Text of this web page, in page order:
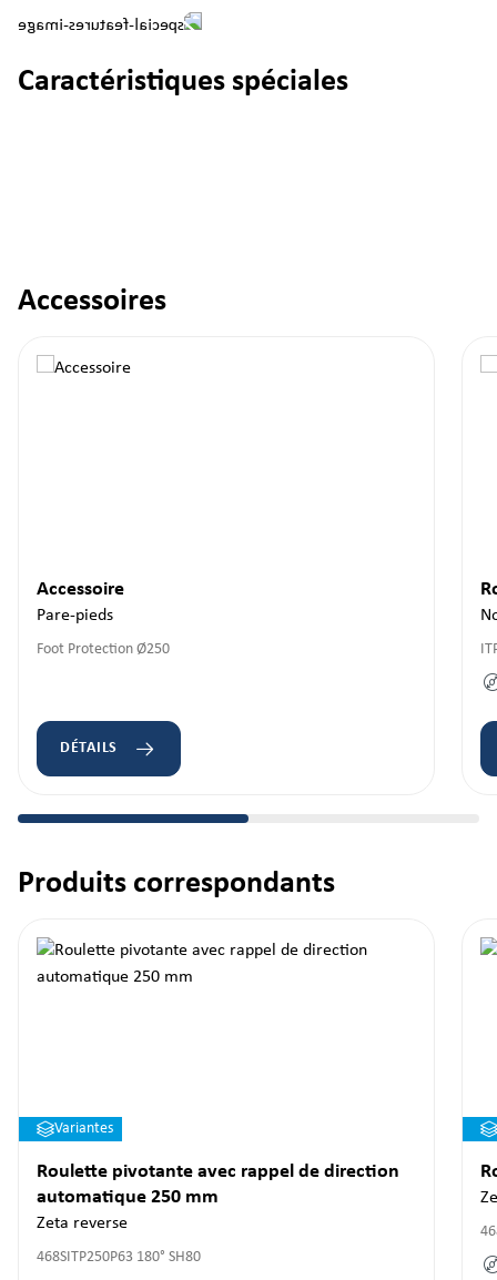
Caractéristiques spéciales
Ignorer la galerie de produits
Accessoires
Accessoire
Pare-pieds
Foot Protection Ø250
DÉTAILS
Ignorer la galerie de produits
Produits correspondants
Variantes
Roulette pivotante avec rappel de direction
automatique 250 mm
Zeta reverse
468SITP250P63 180° SH80